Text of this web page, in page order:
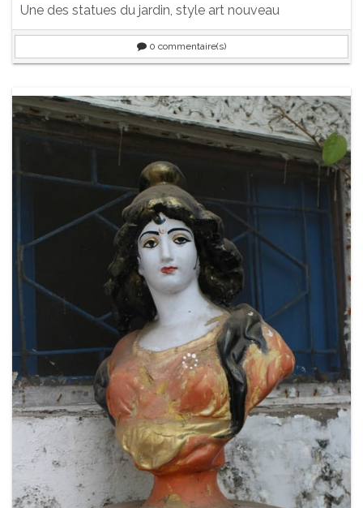
Une des statues du jardin, style art nouveau
0 commentaire(s)